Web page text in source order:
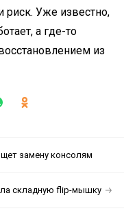
риск. Уже известно,
а где-то
из
замену консолям
складную flip-мышку